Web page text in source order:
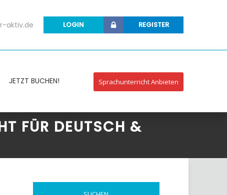
LOGIN REGISTER
aktiv.de
JETZT BUCHEN! Sprachunterricht Anbieten
FÜR DEUTSCH &